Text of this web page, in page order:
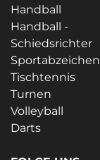
Handball
Handball -
Schiedsrichter
Sportabzeichen
Tischtennis
Turnen
Volleyball
Darts